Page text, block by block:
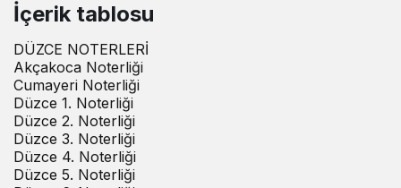
İçerik tablosu
DÜZCE NOTERLERİ
Akçakoca Noterliği
Cumayeri Noterliği
Düzce 1. Noterliği
Düzce 2. Noterliği
Düzce 3. Noterliği
Düzce 4. Noterliği
Düzce 5. Noterliği